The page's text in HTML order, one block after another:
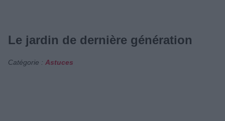
Le jardin de dernière génération
Catégorie : Astuces